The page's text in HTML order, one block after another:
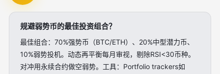
规避弱势币的最佳投资组合？
最佳组合：70%强势币（BTC/ETH）、20%中型潜力币、
10%弱势投机。动态再平衡每月审视，剔除RSI<30币种。
对冲用永续合约做空弱势。工具：Portfolio trackers如